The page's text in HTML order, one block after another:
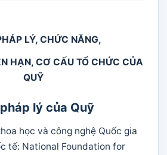
LÝ, CHỨC NĂNG,
HẠN, CƠ CẤU TỔ CHỨC CỦA
QUỸ
lý của Quỹ
học và công nghệ Quốc gia
tế: National Foundation for